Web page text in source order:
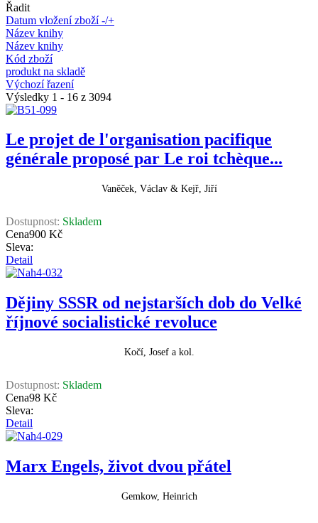
Řadit
Datum vložení zboží -/+
Název knihy
Název knihy
Kód zboží
produkt na skladě
Výchozí řazení
Výsledky 1 - 16 z 3094
Le projet de l'organisation pacifique
générale proposé par Le roi tchèque...
Vaněček, Václav & Kejř, Jiří
Dostupnost: Skladem
Cena900 Kč
Sleva:
Detail
Dějiny SSSR od nejstarších dob do Velké
říjnové socialistické revoluce
Kočí, Josef a kol.
Dostupnost: Skladem
Cena98 Kč
Sleva:
Detail
Marx Engels, život dvou přátel
Gemkow, Heinrich